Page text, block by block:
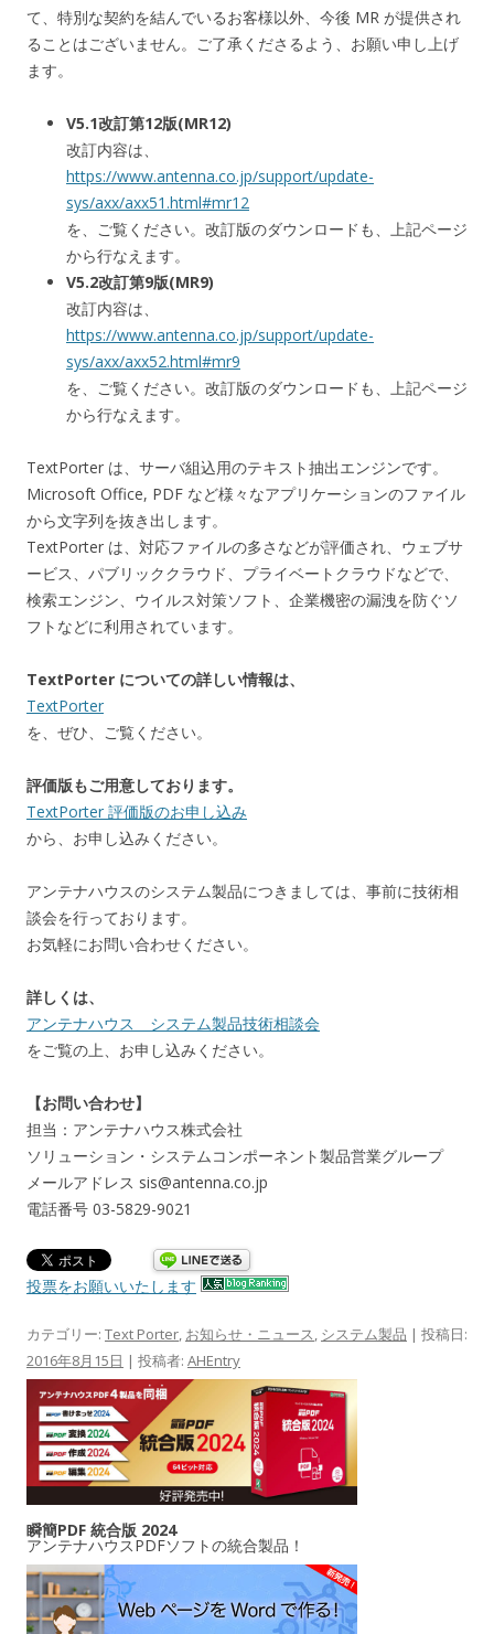
て、特別な契約を結んでいるお客様以外、今後 MR が提供され
ることはございません。ご了承くださるよう、お願い申し上げ
ます。
V5.1改訂第12版(MR12)
改訂内容は、
https://www.antenna.co.jp/support/update-
sys/axx/axx51.html#mr12
を、ご覧ください。改訂版のダウンロードも、上記ページ
から行なえます。
V5.2改訂第9版(MR9)
改訂内容は、
https://www.antenna.co.jp/support/update-
sys/axx/axx52.html#mr9
を、ご覧ください。改訂版のダウンロードも、上記ページ
から行なえます。
TextPorter は、サーバ組込用のテキスト抽出エンジンです。
Microsoft Office, PDF など様々なアプリケーションのファイル
から文字列を抜き出します。
TextPorter は、対応ファイルの多さなどが評価され、ウェブサ
ービス、パブリッククラウド、プライベートクラウドなどで、
検索エンジン、ウイルス対策ソフト、企業機密の漏洩を防ぐソ
フトなどに利用されています。
TextPorter についての詳しい情報は、
TextPorter
を、ぜひ、ご覧ください。
評価版もご用意しております。
TextPorter 評価版のお申し込み
から、お申し込みください。
アンテナハウスのシステム製品につきましては、事前に技術相
談会を行っております。
お気軽にお問い合わせください。
詳しくは、
アンテナハウス システム製品技術相談会
をご覧の上、お申し込みください。
【お問い合わせ】
担当：アンテナハウス株式会社
ソリューション・システムコンポーネント製品営業グループ
メールアドレス sis@antenna.co.jp
電話番号 03-5829-9021
投票をお願いいたします
カテゴリー: Text Porter, お知らせ・ニュース, システム製品 | 投稿日:
2016年8月15日 | 投稿者: AHEntry
瞬簡PDF 統合版 2024
アンテナハウスPDFソフトの統合製品！